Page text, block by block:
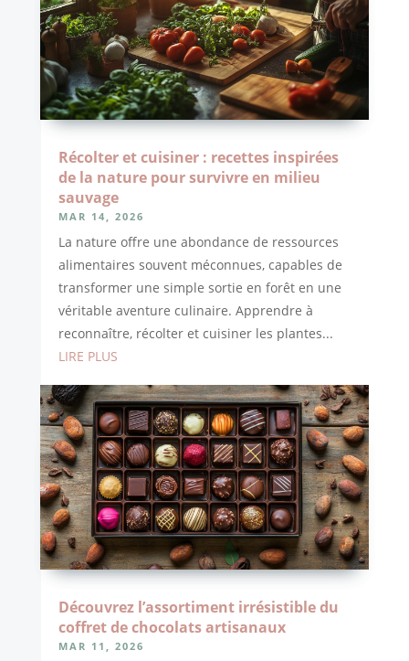
Récolter et cuisiner : recettes inspirées
de la nature pour survivre en milieu
sauvage
MAR 14, 2026
La nature offre une abondance de ressources
alimentaires souvent méconnues, capables de
transformer une simple sortie en forêt en une
véritable aventure culinaire. Apprendre à
reconnaître, récolter et cuisiner les plantes...
LIRE PLUS
Découvrez l’assortiment irrésistible du
coffret de chocolats artisanaux
MAR 11, 2026